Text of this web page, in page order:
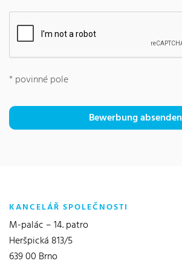
*povinné pole
Bewerbung absenden
KANCELÁŘ SPOLEČNOSTI
M-palác – 14. patro
Heršpická 813/5
639 00 Brno